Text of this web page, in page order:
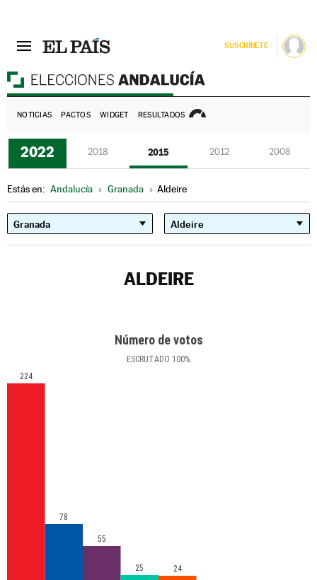
SUSCRÍBETE
NOTICIAS PACTOS WIDGET RESULTADOS
2022 2018 2015 2012 2008
Estás en: Andalucía » Granada » Aldeire
ALDEIRE
Número de votos
ESCRUTADO 100%
224
78
55
25
24